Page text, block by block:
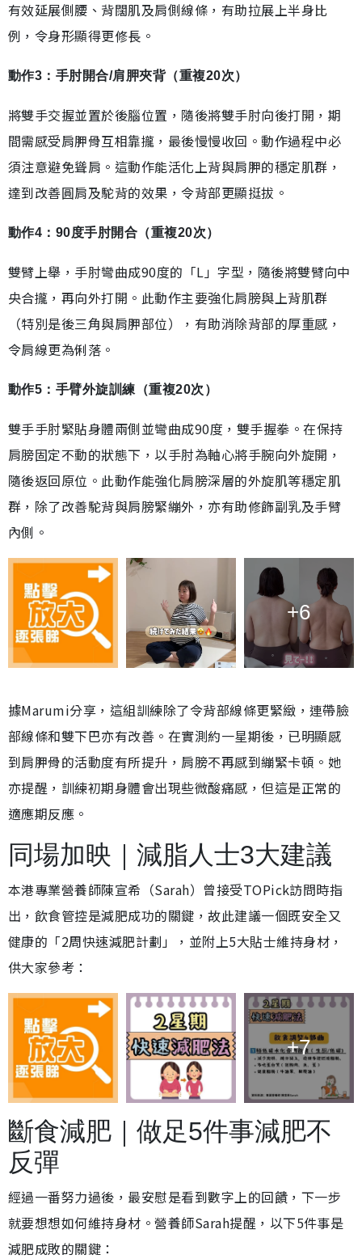
有效延展側腰、背闊肌及肩側線條，有助拉展上半身比
例，令身形顯得更修長。
動作3：手肘開合/肩胛夾背（重複20次）
將雙手交握並置於後腦位置，隨後將雙手肘向後打開，期
間需感受肩胛骨互相靠攏，最後慢慢收回。動作過程中必
須注意避免聳肩。這動作能活化上背與肩胛的穩定肌群，
達到改善圓肩及駝背的效果，令背部更顯挺拔。
動作4：90度手肘開合（重複20次）
雙臂上舉，手肘彎曲成90度的「L」字型，隨後將雙臂向中
央合攏，再向外打開。此動作主要強化肩膀與上背肌群
（特別是後三角與肩胛部位），有助消除背部的厚重感，
令肩線更為俐落。
動作5：手臂外旋訓練（重複20次）
雙手手肘緊貼身體兩側並彎曲成90度，雙手握拳。在保持
肩膀固定不動的狀態下，以手肘為軸心將手腕向外旋開，
隨後返回原位。此動作能強化肩膀深層的外旋肌等穩定肌
群，除了改善駝背與肩膀緊繃外，亦有助修飾副乳及手臂
內側。
+6
據Marumi分享，這組訓練除了令背部線條更緊緻，連帶臉
部線條和雙下巴亦有改善。在實測約一星期後，已明顯感
到肩胛骨的活動度有所提升，肩膀不再感到繃緊卡頓。她
亦提醒，訓練初期身體會出現些微酸痛感，但這是正常的
適應期反應。
同場加映｜減脂人士3大建議
本港專業營養師陳宣希（Sarah）曾接受TOPick訪問時指
出，飲食管控是減肥成功的關鍵，故此建議一個既安全又
健康的「2周快速減肥計劃」，並附上5大貼士維持身材，
供大家參考：
+7
斷食減肥｜做足5件事減肥不
反彈
經過一番努力過後，最安慰是看到數字上的回饋，下一步
就要想想如何維持身材。營養師Sarah提醒，以下5件事是
減肥成敗的關鍵：